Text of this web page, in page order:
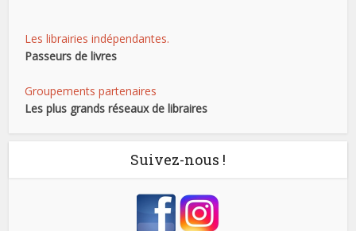
Les librairies indépendantes.
Passeurs de livres
Groupements partenaires
Les plus grands réseaux de libraires
Suivez-nous !